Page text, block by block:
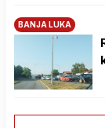
BANJA LUKA